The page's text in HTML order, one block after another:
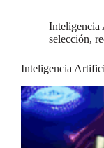
Inteligencia
selección,
Inteligencia